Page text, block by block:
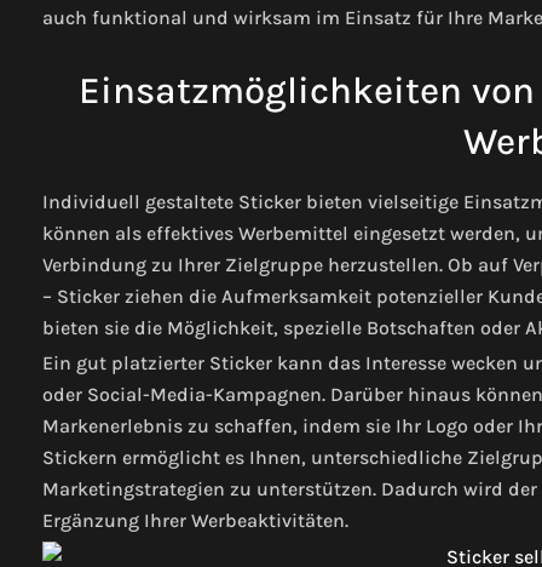
auch funktional und wirksam im Einsatz für Ihre
Einsatzmöglichkeiten
Individuell gestaltete Sticker bieten vielseitige
können als effektives Werbemittel eingesetzt werden,
Verbindung zu Ihrer Zielgruppe herzustellen. Ob auf
– Sticker ziehen die Aufmerksamkeit potenzieller
bieten sie die Möglichkeit, spezielle Botschaften oder
Ein gut platzierter Sticker kann das Interesse wecken
oder Social-Media-Kampagnen. Darüber hinaus
Markenerlebnis zu schaffen, indem sie Ihr Logo oder
Stickern ermöglicht es Ihnen, unterschiedliche
Marketingstrategien zu unterstützen. Dadurch wird
Ergänzung Ihrer Werbeaktivitäten.